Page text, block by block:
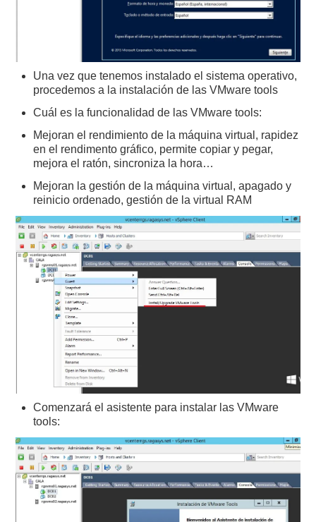
Una vez que tenemos instalado el sistema operativo,
procedemos a la instalación de las VMware tools
Cuál es la funcionalidad de las VMware tools:
Mejoran el rendimiento de la máquina virtual, rapidez
en el rendimento gráfico, permite copiar y pegar,
mejora el ratón, sincroniza la hora…
Mejoran la gestión de la máquina virtual, apagado y
reinicio ordenado, gestión de la virtual RAM
Comenzará el asistente para instalar las VMware
tools: